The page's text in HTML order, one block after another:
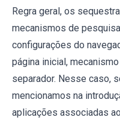
Regra geral, os
mecanismos de
configurações do
página inicial,
separador. Nesse caso,
mencionamos na
aplicações associadas